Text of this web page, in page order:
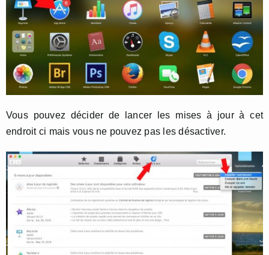
Vous pouvez décider de lancer les mises à jour à cet
endroit ci mais vous ne pouvez pas les désactiver.